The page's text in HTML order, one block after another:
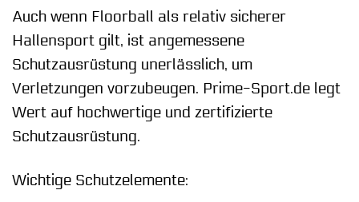
Auch wenn Floorball als relativ sicherer
Hallensport gilt, ist angemessene
Schutzausrüstung unerlässlich, um
Verletzungen vorzubeugen. Prime-Sport.de legt
Wert auf hochwertige und zertifizierte
Schutzausrüstung.
Wichtige Schutzelemente: